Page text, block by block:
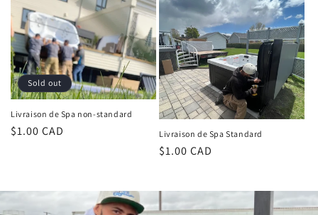
Sold out
Livraison de Spa non-standard
Regular
$1.00 CAD Livraison de Spa Standard
Regular
$1.00 CAD